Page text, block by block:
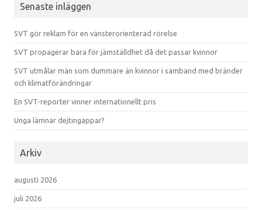
Senaste inläggen
SVT gör reklam för en vänsterorienterad rörelse
SVT propagerar bara för jämställdhet då det passar kvinnor
SVT utmålar män som dummare än kvinnor i samband med bränder
och klimatförändringar
En SVT-reporter vinner internationellt pris
Unga lämnar dejtingappar?
Arkiv
augusti 2026
juli 2026